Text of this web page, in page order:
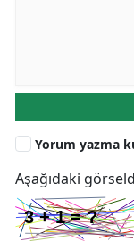
Yorum yazma
Aşağıdaki